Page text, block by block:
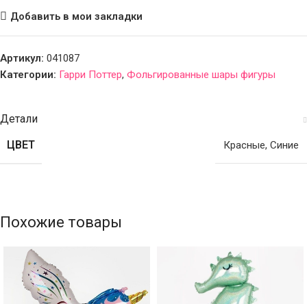
Добавить в мои закладки
Артикул: 041087
Категории: Гарри Поттер, Фольгированные шары фигуры
Детали
ЦВЕТ
Красные, Синие
Похожие товары